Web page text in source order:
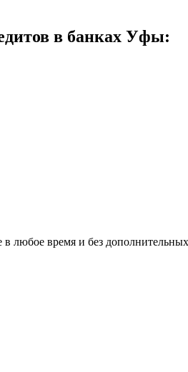
в банках Уфы:
любое время и без